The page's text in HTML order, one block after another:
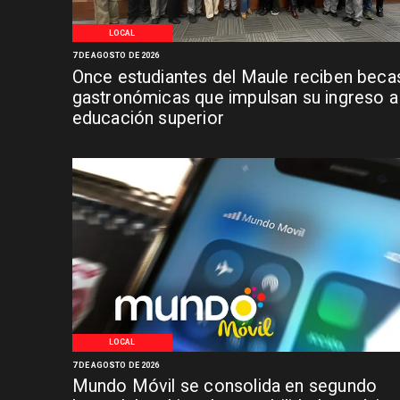
LOCAL
Once estudiantes del Maule reciben
gastronómicas que impulsan su ingreso
educación superior
7 DE AGOSTO DE 2026
LOCAL
Mundo Móvil se consolida en segundo
7 DE AGOSTO DE 2026